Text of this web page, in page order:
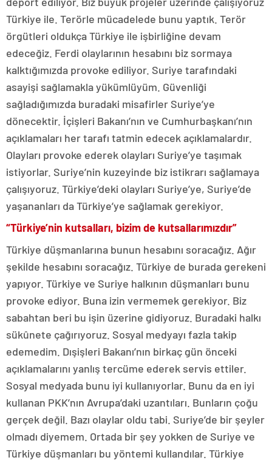
Türkiye ile. Terörle mücadelede bunu yaptık. Terör
örgütleri oldukça Türkiye ile işbirliğine devam
edeceğiz. Ferdi olaylarının hesabını biz sormaya
kalktığımızda provoke ediliyor. Suriye tarafındaki
asayişi sağlamakla yükümlüyüm. Güvenliği
sağladığımızda buradaki misafirler Suriye’ye
dönecektir. İçişleri Bakanı’nın ve Cumhurbaşkanı’nın
açıklamaları her tarafı tatmin edecek açıklamalardır.
Olayları provoke ederek olayları Suriye’ye taşımak
istiyorlar. Suriye’nin kuzeyinde biz istikrarı sağlamaya
çalışıyoruz. Türkiye’deki olayları Suriye’ye, Suriye’de
yaşananları da Türkiye’ye sağlamak gerekiyor.
“Türkiye’nin kutsalları, bizim de kutsallarımızdır”
Türkiye düşmanlarına bunun hesabını soracağız. Ağır
şekilde hesabını soracağız. Türkiye de burada gerekeni
yapıyor. Türkiye ve Suriye halkının düşmanları bunu
provoke ediyor. Buna izin vermemek gerekiyor. Biz
sabahtan beri bu işin üzerine gidiyoruz. Buradaki halkı
sükûnete çağırıyoruz. Sosyal medyayı fazla takip
edemedim. Dışişleri Bakanı’nın birkaç gün önceki
açıklamalarını yanlış tercüme ederek servis ettiler.
Sosyal medyada bunu iyi kullanıyorlar. Bunu da en iyi
kullanan PKK’nın Avrupa’daki uzantıları. Bunların çoğu
gerçek değil. Bazı olaylar oldu tabi. Suriye’de bir şeyler
olmadı diyemem. Ortada bir şey yokken de Suriye ve
Türkiye düşmanları bu yöntemi kullandılar. Türkiye